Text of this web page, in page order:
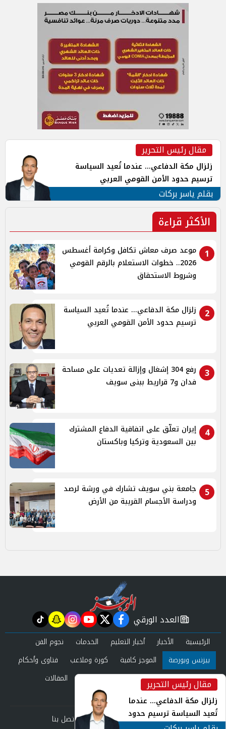
مقال رئيس التحرير
زلزال مكة الدفاعي... عندما تُعيد السياسة
ترسيم حدود الأمن القومي العربي
بقلم ياسر بركات
الأكثر قراءة
1
موعد صرف معاش تكافل وكرامة أغسطس
2026.. خطوات الاستعلام بالرقم القومي
وشروط الاستحقاق
2
زلزال مكة الدفاعي... عندما تُعيد السياسة
ترسيم حدود الأمن القومي العربي
3
رفع 304 إشغال وإزالة تعديات على مساحة
فدان و7 قراريط ببنى سويف
4
إيران تعلّق على اتفاقية الدفاع المشترك
بين السعودية وتركيا وباكستان
5
جامعة بني سويف تشارك في ورشة لرصد
ودراسة الأجسام القريبة من الأرض
مقال رئيس التحرير
زلزال مكة الدفاعي... عندما
تُعيد السياسة ترسيم حدود
الأمن القومي العربي
newspaper
العدد الورقي facebook
twitter
youtube
instagram
snapchat
tiktok
الرئيسية الأخبار أخبار التعليم الخدمات
نجوم الفن
بيزنس وبورصة
الموجز كافية كورة وملاعب
فتاوى وأحكام
صحة وجمال
عرب وعالم حوادث ومحاكم
المقالات
العدد الورقي
من نحن
سياسة الخصوصية اتصل بنا